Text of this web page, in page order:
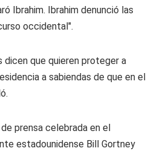
Ibrahim. Ibrahim denunció las
occidental".
que quieren proteger a
a sabiendas de que en el
prensa celebrada en el
estadounidense Bill Gortney